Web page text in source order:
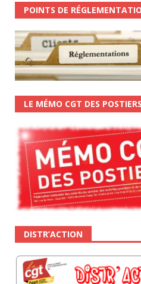
POINTS DE
LE MÉMO CGT DES
DISTR’ACTION